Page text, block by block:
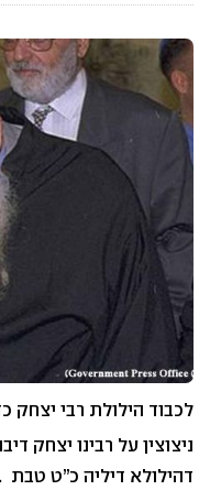
לכבוד הילולת רבי יצחק
ניצוצין על רבינו יצחק
דהילולא דיליה כ”ט טבת